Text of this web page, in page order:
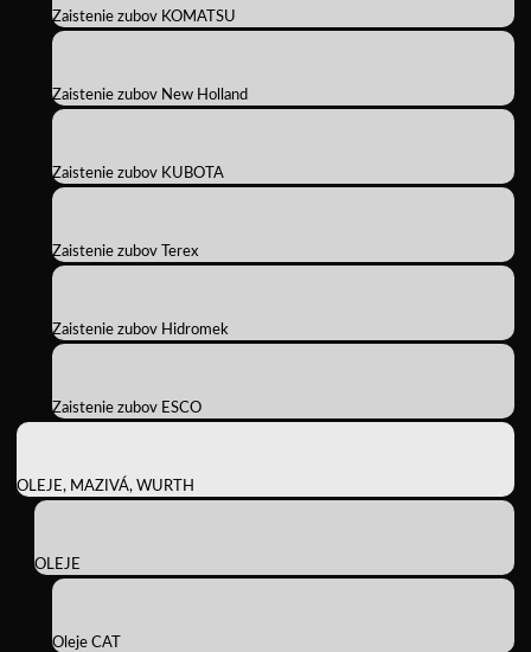
Zaistenie zubov KOMATSU
Zaistenie zubov New Holland
Zaistenie zubov KUBOTA
Zaistenie zubov Terex
Zaistenie zubov Hidromek
Zaistenie zubov ESCO
OLEJE, MAZIVÁ, WURTH
OLEJE
Oleje CAT